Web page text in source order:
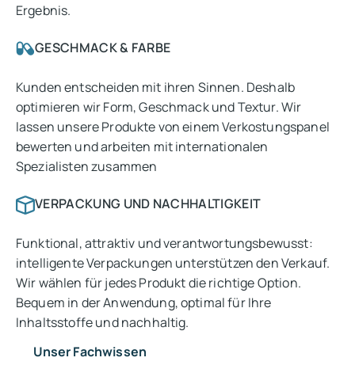
Ergebnis.
GESCHMACK & FARBE
Kunden entscheiden mit ihren Sinnen. Deshalb
optimieren wir Form, Geschmack und Textur. Wir
lassen unsere Produkte von einem Verkostungspanel
bewerten und arbeiten mit internationalen
Spezialisten zusammen
VERPACKUNG UND NACHHALTIGKEIT
Funktional, attraktiv und verantwortungsbewusst:
intelligente Verpackungen unterstützen den Verkauf.
Wir wählen für jedes Produkt die richtige Option.
Bequem in der Anwendung, optimal für Ihre
Inhaltsstoffe und nachhaltig.
Unser Fachwissen